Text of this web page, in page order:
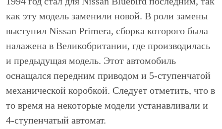
как эту модель заменили новой. В роли замены
выступил Nissan Primera, сборка которого была
налажена в Великобритании, где производилась
и предыдущая модель. Этот автомобиль
оснащался передним приводом и 5-ступенчатой
механической коробкой. Следует отметить, что в
то время на некоторые модели устанавливали и
4-ступенчатый автомат.